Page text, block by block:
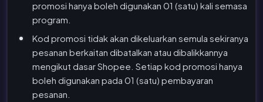
promosi hanya boleh digunakan 01 (satu) kali semasa
program.
Kod promosi tidak akan dikeluarkan semula sekiranya
pesanan berkaitan dibatalkan atau dibalikkannya
mengikut dasar Shopee. Setiap kod promosi hanya
boleh digunakan pada 01 (satu) pembayaran
pesanan.